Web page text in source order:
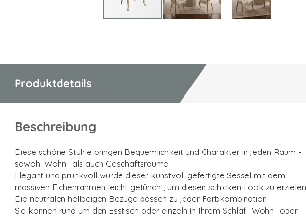
Bildgalerie
Produktdetails
Beschreibung
Diese schöne Stühle bringen Bequemlichkeit und Charakter in jeden Raum -
sowohl Wohn- als auch Geschäftsräume
Elegant und prunkvoll wurde dieser kunstvoll gefertigte Sessel mit dem
massiven Eichenrahmen leicht getüncht, um diesen schicken Look zu erzielen
Die neutralen hellbeigen Bezüge passen zu jeder Farbkombination
Sie können rund um den Esstisch oder einzeln in Ihrem Schlaf- Wohn- oder